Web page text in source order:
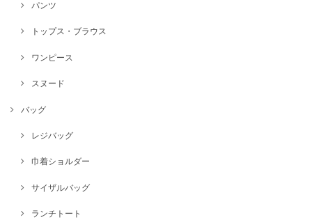
パンツ
トップス・ブラウス
ワンピース
スヌード
バッグ
レジバッグ
巾着ショルダー
サイザルバッグ
ランチトート